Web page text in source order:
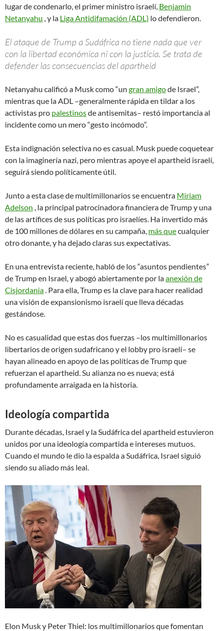
lugar de condenarlo, el primer ministro israelí, Benjamin
Netanyahu , y la Liga Antidifamación (ADL) lo defendieron.
El ataque de Trump a Sudáfrica no tiene nada que ver
con la libertad económica ni con la justicia. Se trata de
defender las consecuencias del apartheid
Netanyahu calificó a Musk como “un gran amigode Israel”,
mientras que la ADL –generalmente rápida en tildar a los
activistas pro palestinosde antisemitas– restó importancia al
incidente como un mero “gesto incómodo”.
Esta indignación selectiva no es casual. Musk puede coquetear
con la imaginería nazi, pero mientras apoye el apartheid israelí,
seguirá siendo políticamente útil.
Junto a esta clase de multimillonarios se encuentra Miriam
Adelson , la principal patrocinadora financiera de Trump y una
de las artífices de sus políticas pro israelíes. Ha invertido más
de 100 millones de dólares en su campaña, más quecualquier
otro donante, y ha dejado claras sus expectativas.
En una entrevista reciente, habló de los “asuntos pendientes”
de Trump en Israel, y abogó abiertamente por laanexión de
Cisjordania . Para ella, Trump es la clave para hacer realidad
una visión de expansionismo israelí que lleva décadas
gestándose.
No es casualidad que estas dos fuerzas –los multimillonarios
libertarios de origen sudafricano y el lobby pro israelí– se
hayan alineado en apoyo de las políticas de Trump que
refuerzan el apartheid. Su alianza no es nueva; está
profundamente arraigada en la historia.
Ideología compartida
Durante décadas, Israel y la Sudáfrica del apartheid estuvieron
unidos por una ideología compartida e intereses mutuos.
Cuando el mundo le dio la espalda a Sudáfrica, Israel siguió
siendo su aliado más leal.
Elon Musk y Peter Thiel: los multimillonarios que fomentan